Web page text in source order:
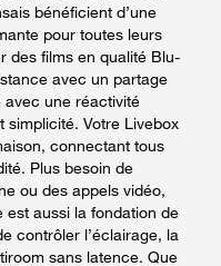
bénéficient d’une
pour toutes leurs
des films en qualité Blu-
avec un partage
avec une réactivité
simplicité. Votre Livebox
connectant tous
Plus besoin de
ou des appels vidéo,
est aussi la fondation de
contrôler l’éclairage, la
sans latence. Que